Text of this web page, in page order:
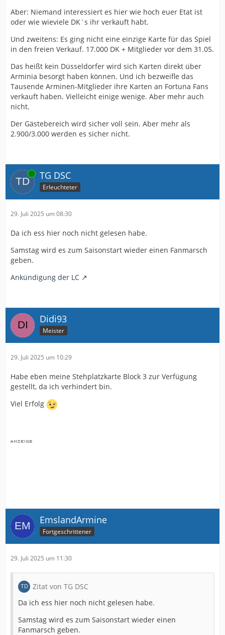
Aber: Niemand interessiert es hier wie hoch euer Etat ist
oder wie wieviele DK´s ihr verkauft habt.
Und zweitens: Es ging nicht eine einzige Karte für das Spiel
in den freien Verkauf. 17.000 DK + Mitglieder vor dem 31.05.
Das heißt kein Düsseldorfer wird sich Karten direkt über
Arminia besorgt haben können. Und ich bezweifle das
Tausende Arminen-Mitglieder ihre Karten an Fortuna Fans
verkauft haben. Vielleicht einige wenige. Aber mehr auch
nicht.
Der Gästebereich wird sicher voll sein. Aber mehr als
2.900/3.000 werden es sicher nicht.
Online TG DSC
Erleuchteter
29. Juli 2025 um 08:30
Da ich ess hier noch nicht gelesen habe.
Samstag wird es zum Saisonstart wieder einen Fanmarsch
geben.
Ankündigung der LC
Didi93
Meister
29. Juli 2025 um 10:29
Habe eben meine Stehplatzkarte Block 3 zur Verfügung
gestellt, da ich verhindert bin.
Viel Erfolg
EmslandArmine
Fortgeschrittener
29. Juli 2025 um 11:30
Zitat von TG DSC
Da ich ess hier noch nicht gelesen habe.
Samstag wird es zum Saisonstart wieder einen
Fanmarsch geben.